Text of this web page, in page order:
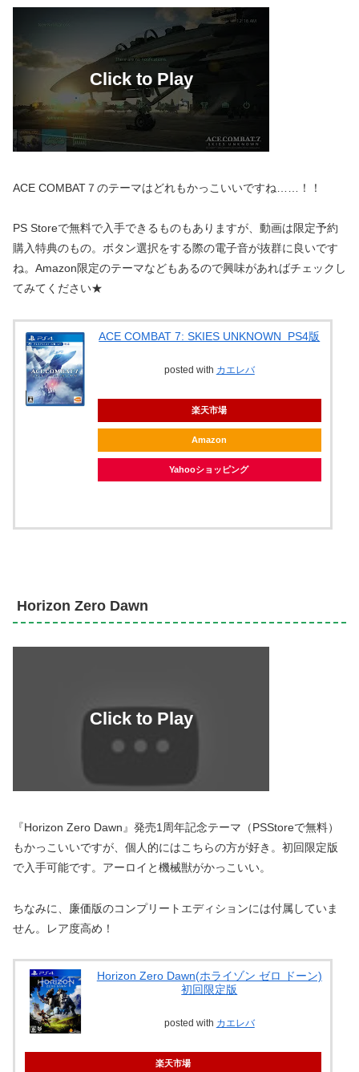
ACE COMBAT７のテーマはどれもかっこいいですね……！！
PS Storeで無料で入手できるものもありますが、動画は限定予約
購入特典のもの。ボタン選択をする際の電子音が抜群に良いです
ね。Amazon限定のテーマなどもあるので興味があればチェックし
てみてください★
ACE COMBAT 7: SKIES UNKNOWN PS4版
posted with カエレバ
楽天市場
Amazon
Yahooショッピング
Horizon Zero Dawn
『Horizon Zero Dawn』発売1周年記念テーマ（PSStoreで無料）
もかっこいいですが、個人的にはこちらの方が好き。初回限定版
で入手可能です。アーロイと機械獣がかっこいい。
ちなみに、廉価版のコンプリートエディションには付属していま
せん。レア度高め！
Horizon Zero Dawn(ホライゾン ゼロ ドーン)
初回限定版
posted with カエレバ
楽天市場